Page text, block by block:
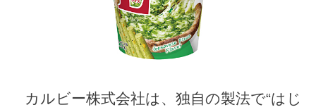
カルビー株式会社は、独自の製法で“はじ